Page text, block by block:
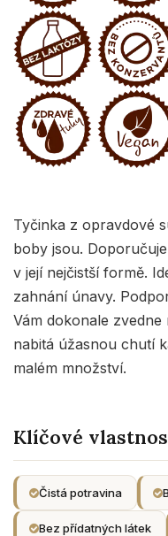
Tyčinka z opravdové
boby jsou.
v její nejčistší formě.
zahnání únavy.
Vám dokonale
nabitá úžasnou chutí
malém množství.
Klíčové
Čistá potravina
Bez přídatných látek